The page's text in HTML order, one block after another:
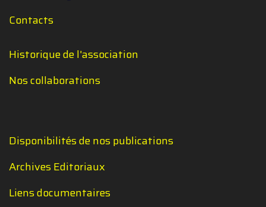
Contacts
Historique de l'association
Nos collaborations
Disponibilités de nos publications
Archives Editoriaux
Liens documentaires